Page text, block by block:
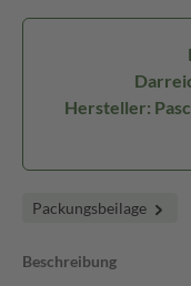
Hersteller:
Packungsbeilage
Beschreibung